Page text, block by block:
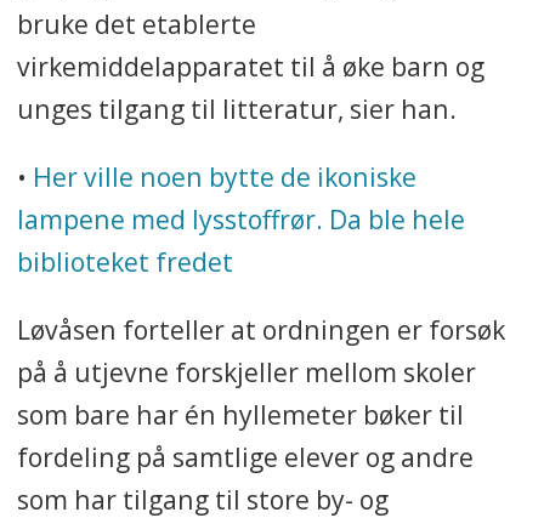
bruke det etablerte
virkemiddelapparatet til å øke barn og
unges tilgang til litteratur, sier han.
• Her ville noen bytte de ikoniske
lampene med lysstoffrør. Da ble hele
biblioteket fredet
Løvåsen forteller at ordningen er forsøk
på å utjevne forskjeller mellom skoler
som bare har én hyllemeter bøker til
fordeling på samtlige elever og andre
som har tilgang til store by- og